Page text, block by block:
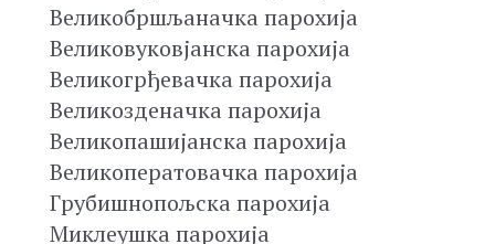
Великобршљаначка парохија
Великовуковјанска парохија
Великогрђевачка парохија
Великозденачка парохија
Великопашијанска парохија
Великоператовачка парохија
Грубишнопољска парохија
Миклеушка парохија